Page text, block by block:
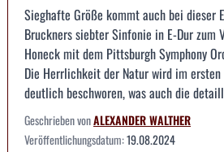
Sieghafte Größe kommt auch bei dieser
Bruckners siebter Sinfonie in E-Dur zum
Honeck mit dem Pittsburgh Symphony
Die Herrlichkeit der Natur wird im ersten
deutlich beschworen, was auch die
Geschrieben vonALEXANDER WALTHER
Veröffentlichungsdatum:19.08.2024